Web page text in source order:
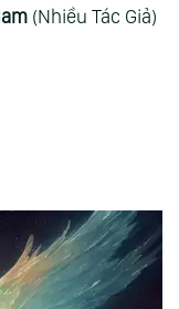
(Nhiều Tác Giả)